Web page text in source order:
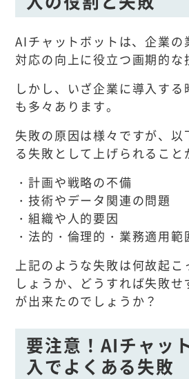
AIチャットボットは、企業の
対応の向上に役立つ画期的な
しかし、いざ企業に導入する
も多々あります。
失敗の原因は様々ですが、以
る失敗として上げられること
・計画や戦略の不備
・技術やデータ関連の問題
・組織や人的要因
・法的・倫理的・業務適用範
上記のような失敗は何故起こ
しょうか、どうすれば失敗せ
が出来たのでしょうか？
要注意！AIチャッ
入でよくある失敗